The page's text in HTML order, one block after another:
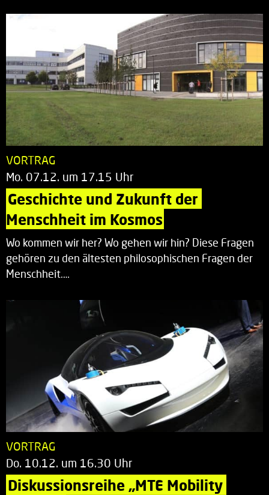
VORTRAG
Mo. 07.12. um 17.15 Uhr
Geschichte und Zukunft der
Menschheit im Kosmos
Wo kommen wir her? Wo gehen wir hin? Diese Fragen
gehören zu den ältesten philosophischen Fragen der
Menschheit.…
VORTRAG
Do. 10.12. um 16.30 Uhr
Diskussionsreihe „MTE Mobility